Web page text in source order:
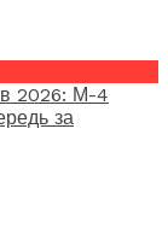
2026: М-4
за